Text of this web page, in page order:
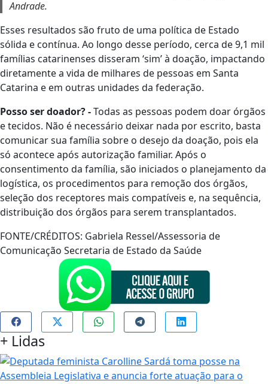
Andrade.
Esses resultados são fruto de uma política de Estado
sólida e contínua. Ao longo desse período, cerca de 9,1 mil
famílias catarinenses disseram ‘sim’ à doação, impactando
diretamente a vida de milhares de pessoas em Santa
Catarina e em outras unidades da federação.
Posso ser doador? -Todas as pessoas podem doar órgãos
e tecidos. Não é necessário deixar nada por escrito, basta
comunicar sua família sobre o desejo da doação, pois ela
só acontece após autorização familiar. Após o
consentimento da família, são iniciados o planejamento da
logística, os procedimentos para remoção dos órgãos,
seleção dos receptores mais compatíveis e, na sequência,
distribuição dos órgãos para serem transplantados.
FONTE/CRÉDITOS: Gabriela Ressel/Assessoria de
Comunicação Secretaria de Estado da Saúde
+ Lidas